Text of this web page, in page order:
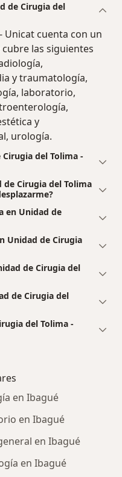
de Cirugia del
Unicat cuenta con un
las siguientes
y traumatología,
laboratorio,
y
urología.
del Tolima -
de Cirugia del Tolima
en Unidad de
Unidad de Cirugia
de Cirugia del
de Cirugia del
del Tolima -
en Ibagué
en Ibagué
en Ibagué
en Ibagué